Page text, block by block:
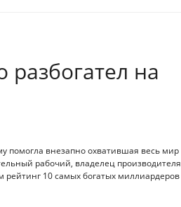
разбогател на
помогла внезапно охватившая весь мир
рабочий, владелец производителя
рейтинг 10 самых богатых миллиардеров